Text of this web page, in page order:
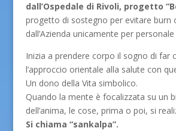
dall’Ospedale di Rivoli, progetto
progetto di sostegno per evitare burn
dall’Azienda unicamente per
Inizia a prendere corpo il sogno di far
l’approccio orientale alla salute con
Un dono della Vita simbolico.
Quando la mente è focalizzata su un
dell’anima, le cose, prima o poi, si
Si chiama “sankalpa”.